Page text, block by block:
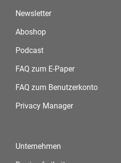
Newsletter
Aboshop
Podcast
FAQ zum E-Paper
FAQ zum Benutzerkonto
Privacy Manager
Unternehmen